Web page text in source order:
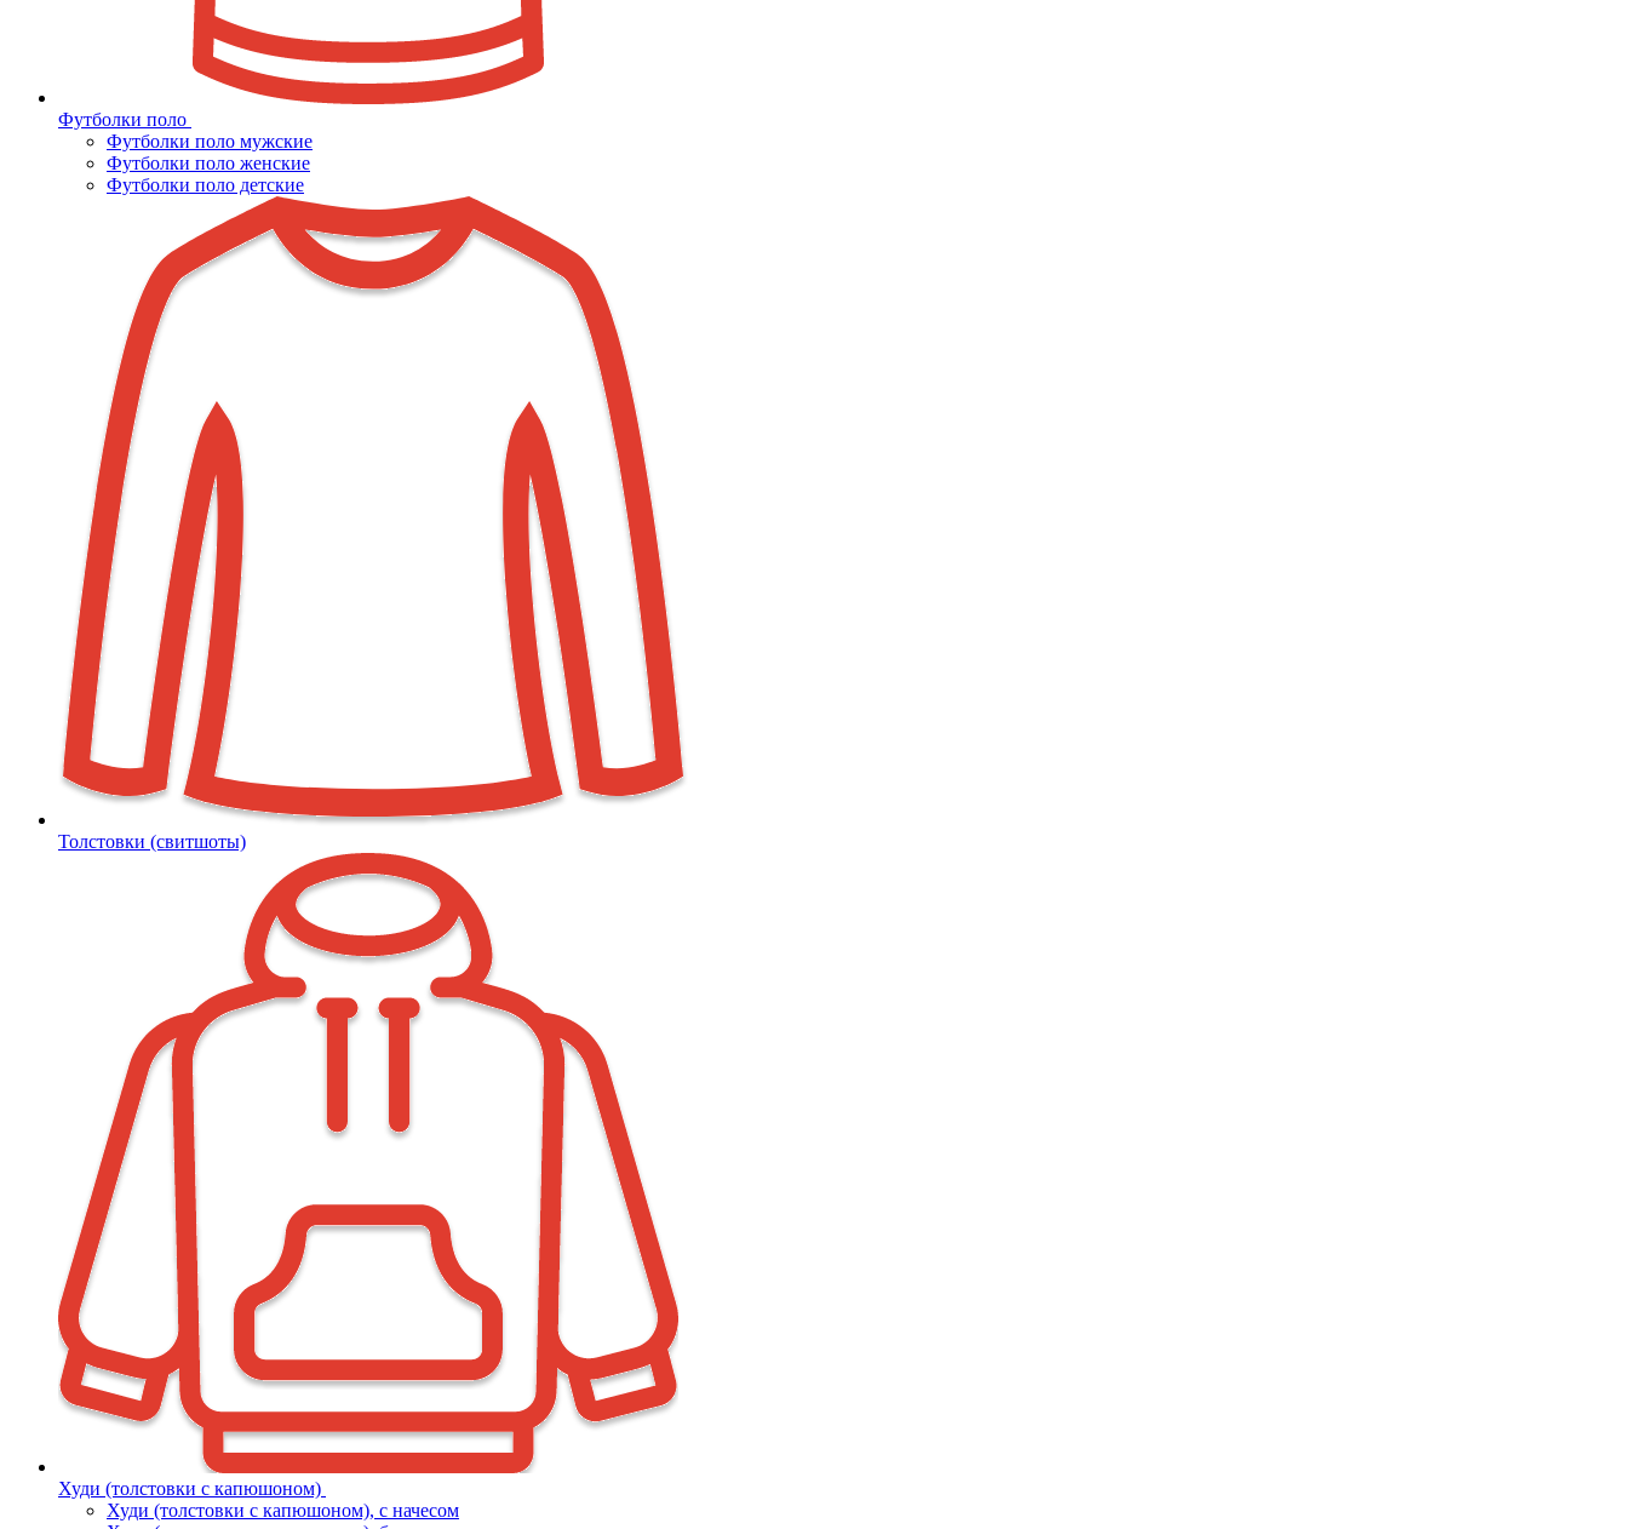
Футболки поло
Футболки поло мужские
Футболки поло женские
Футболки поло детские
Толстовки (свитшоты)
Худи (толстовки с капюшоном)
Худи (толстовки c капюшоном), с начесом